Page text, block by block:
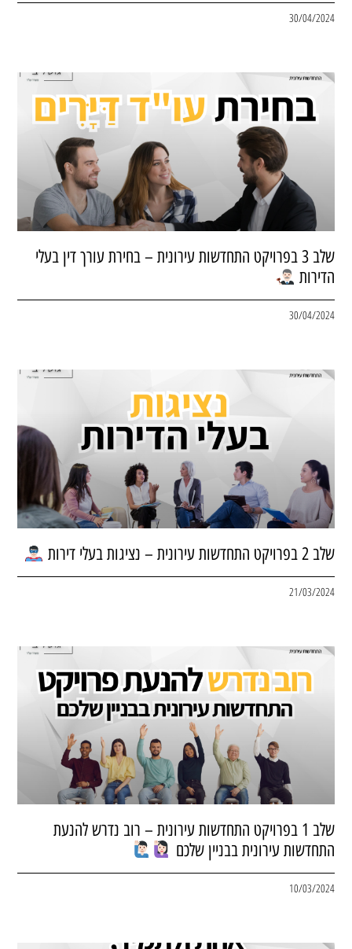
30/04/2024
שלב 3 בפרויקט התחדשות עירונית – בחירת עורך דין בעלי
הדירות
30/04/2024
שלב 2 בפרויקט התחדשות עירונית – נציגות בעלי דירות
21/03/2024
שלב 1 בפרויקט התחדשות עירונית – רוב נדרש להנעת
התחדשות עירונית בבניין שלכם
10/03/2024